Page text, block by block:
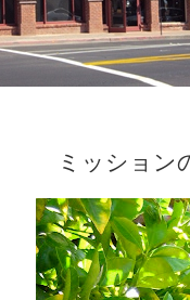
ミッション